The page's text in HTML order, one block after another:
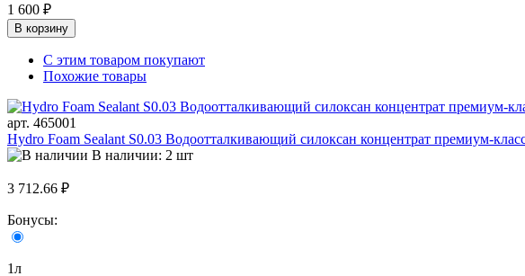
1 600 ₽
В корзину
С этим товаром покупают
Похожие товары
арт. 465001
Hydro Foam Sealant S0.03 Водоотталкивающий силоксан концентрат премиум-
В наличии: 2 шт
3 712.66 ₽
Бонусы:
1л